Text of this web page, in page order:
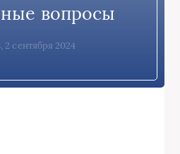
вопросы
2 сентября 2024